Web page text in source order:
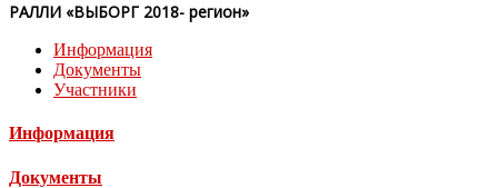
РАЛЛИ «ВЫБОРГ 2018- регион»
Информация
Документы
Участники
Информация
Документы